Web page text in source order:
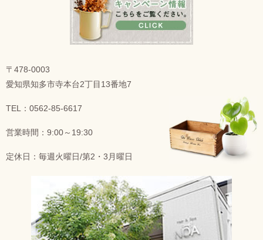
〒478-0003
愛知県知多市寺本台2丁目13番地7
TEL：0562-85-6617
営業時間：9:00～19:30
定休日：毎週火曜日/第2・3月曜日